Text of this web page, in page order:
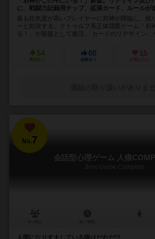
に、戦闘力記録用チップ、拡張カード、ルールが
最も狂気度が高いプレイヤーに邪神が降臨し、残
ーと対決する。クトゥルフ系正体隠匿ゲーム「邪
る！」が新版として復活。 カードのリデザイン、
54
興味あり
60
経験あり
15
お気に入り
No.7
会話型心理ゲーム 人狼
Jinro Game Complete
人間になりすましている狼はだれだ!?